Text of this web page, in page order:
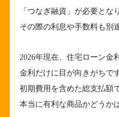
「つなぎ融資」が必要とな
その際の利息や手数料も別
2026年現在、住宅ローン金
金利だけに目が向きがちで
初期費用を含めた総支払額
本当に有利な商品かどうか